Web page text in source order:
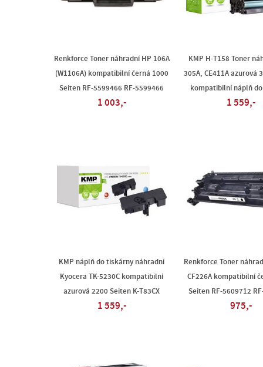
Renkforce Toner náhradní HP 106A
(W1106A) kompatibilní černá 1000
Seiten RF-5599466 RF-5599466
1 003,-
KMP H-T158 Toner
305A, CE411A azurová
kompatibilní náplň
1 559,-
KMP náplň do tiskárny náhradní
Kyocera TK-5230C kompatibilní
azurová 2200 Seiten K-T83CX
1 559,-
Renkforce Toner
CF226A kompatibilní
Seiten RF-5609712
975,-